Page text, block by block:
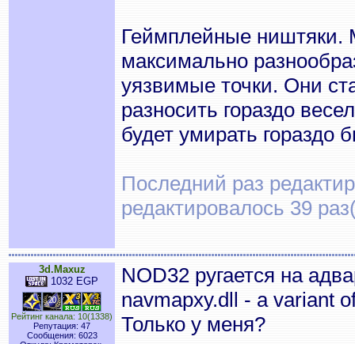
Геймплейные ништяки.
максимально
уязвимые точки. Они
разносить гораздо
будет умирать гораздо
Последний раз
редактировалось 39
3d.Maxuz
1032 EGP
Рейтинг канала: 10(1338)
Репутация: 47
Сообщения: 6023
NOD32 ругается на
navmapxy.dll - a variant
Только у меня?